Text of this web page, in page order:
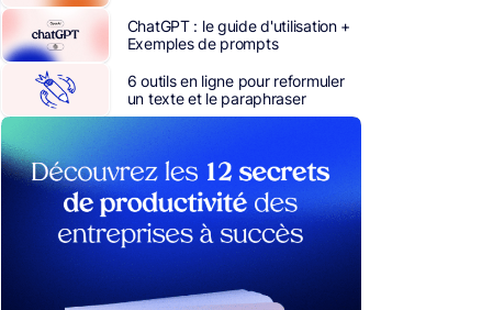
ChatGPT : le guide d'utilisation +
Exemples de prompts
6 outils en ligne pour reformuler
un texte et le paraphraser